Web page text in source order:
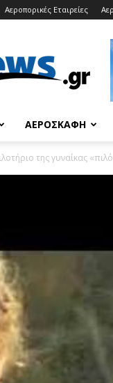
Αεροπορικές Εταιρείες
ΑΕΡΟΣΚΆΦΗ
της γυναίκας